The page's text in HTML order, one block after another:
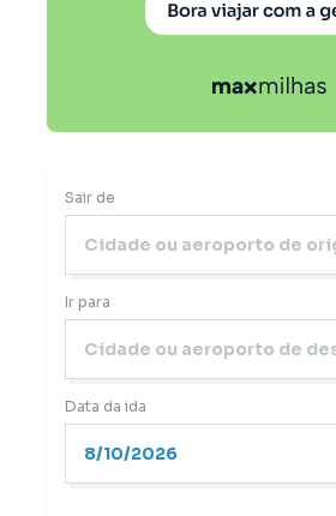
Sair de
Ir para
Data da ida